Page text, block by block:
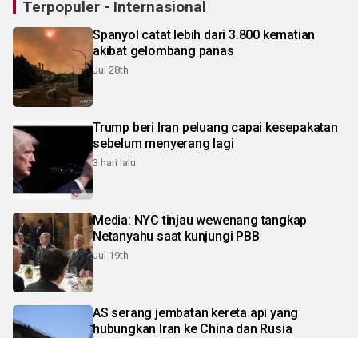
Terpopuler - Internasional
Spanyol catat lebih dari 3.800 kematian
akibat gelombang panas
Jul 28th
Trump beri Iran peluang capai kesepakatan
sebelum menyerang lagi
3 hari lalu
Media: NYC tinjau wewenang tangkap
Netanyahu saat kunjungi PBB
Jul 19th
AS serang jembatan kereta api yang
hubungkan Iran ke China dan Rusia